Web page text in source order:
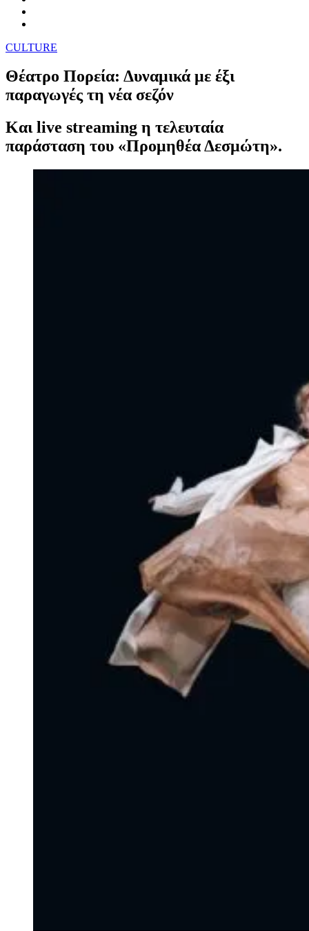
CULTURE
Θέατρο Πορεία: Δυναμικά με έξι
παραγωγές τη νέα σεζόν
Και live streaming η τελευταία
παράσταση του «Προμηθέα Δεσμώτη».